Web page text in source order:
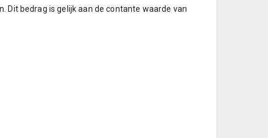
Dit bedrag is gelijk aan de contante waarde van